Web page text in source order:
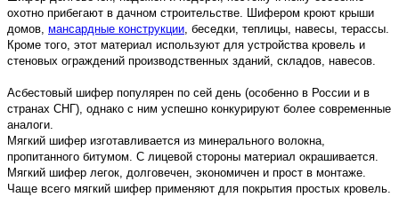
охотно прибегают в дачном строительстве. Шифером кроют крыши
домов, мансардные конструкции , беседки, теплицы, навесы, терассы.
Кроме того, этот материал используют для устройства кровель и
стеновых ограждений производственных зданий, складов, навесов.
Асбестовый шифер популярен по сей день (особенно в России и в
странах СНГ), однако с ним успешно конкурируют более современные
аналоги.
Мягкий шифер изготавливается из минерального волокна,
пропитанного битумом. С лицевой стороны материал окрашивается.
Мягкий шифер легок, долговечен, экономичен и прост в монтаже.
Чаще всего мягкий шифер применяют для покрытия простых кровель.